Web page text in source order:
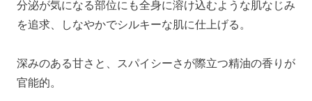
分泌が気になる部位にも全身に溶け込むような肌なじみ
を追求、しなやかでシルキーな肌に仕上げる。
深みのある甘さと、スパイシーさが際立つ精油の香りが
官能的。